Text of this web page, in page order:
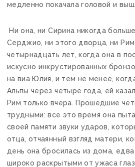
медленно покачала головой и
Ни она, ни Сирина никогда
Серджио, ни этого дворца, ни
четырнадцать лет, когда она в
искусно инкрустированных
на виа Юлия, и тем не менее,
Альпы через четыре года, ей
Рим только вчера. Прошедшие
трудными: все это время она
своей памяти звуки ударов,
отца, отчаянный взгляд матери,
день она бросилась из дома,
широко раскрытыми от ужаса